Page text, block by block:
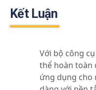
Kết Luận
Với bộ công
thể hoàn toàn
ứng dụng cho